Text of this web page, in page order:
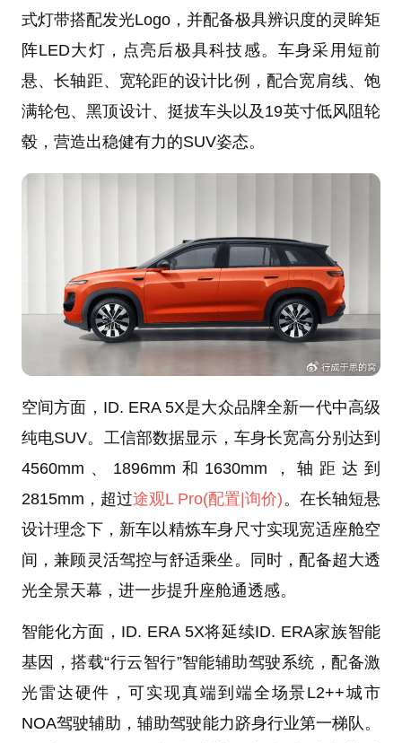
式灯带搭配发光Logo，并配备极具辨识度的灵眸矩
阵LED大灯，点亮后极具科技感。车身采用短前
悬、长轴距、宽轮距的设计比例，配合宽肩线、饱
满轮包、黑顶设计、挺拔车头以及19英寸低风阻轮
毂，营造出稳健有力的SUV姿态。
空间方面，ID. ERA 5X是大众品牌全新一代中高级
纯电SUV。工信部数据显示，车身长宽高分别达到
4560mm、1896mm和1630mm，轴距达到
2815mm，超过途观L Pro(配置 |询价)。在长轴短悬
设计理念下，新车以精炼车身尺寸实现宽适座舱空
间，兼顾灵活驾控与舒适乘坐。同时，配备超大透
光全景天幕，进一步提升座舱通透感。
智能化方面，ID. ERA 5X将延续ID. ERA家族智能
基因，搭载“行云智行”智能辅助驾驶系统，配备激
光雷达硬件，可实现真端到端全场景L2++城市
NOA驾驶辅助，辅助驾驶能力跻身行业第一梯队。